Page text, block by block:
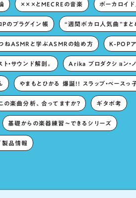
×××とMECREの音楽 ボーカロイ
Pのプラグイン帳 “週間ボカロ人気曲”まと
ねASMRと学ぶASMRの始め方 K-POP
・サウンド解剖。 Arika プロダクション・
やまもとひかる 爆誕!! スラップ・ベースっ
の楽曲分析、合ってますか？ ギタボ考
基礎からの楽器練習〜できるシリーズ
製品情報